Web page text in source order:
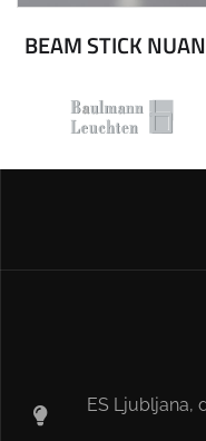
BEAM STICK
ES Ljubljana,